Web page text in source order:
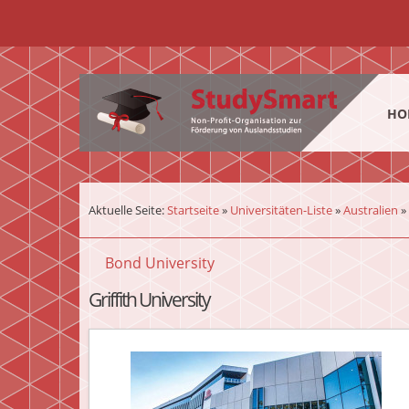
Aktuelle Seite:Startseite» Universitäten-Liste»Australien »
Bond University
Griffith University